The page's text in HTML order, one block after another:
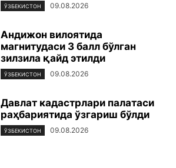
ЎЗБЕКИСТОН 09.08.2026
Андижон вилоятида
магнитудаси 3 балл бўлган
зилзила қайд этилди
ЎЗБЕКИСТОН 09.08.2026
Давлат кадастрлари палатаси
раҳбариятида ўзгариш бўлди
ЎЗБЕКИСТОН 09.08.2026